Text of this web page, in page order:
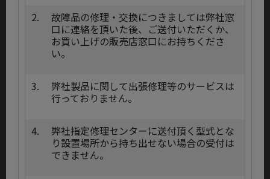
2.
故障品の修理・交換につきましては弊社窓
口に連絡を頂いた後、ご送付いただくか、
お買い上げの販売店窓口にお持ちくださ
い。
3.
弊社製品に関して出張修理等のサービスは
行っておりません。
4.
弊社指定修理センターに送付頂く型式とな
り設置場所から持ち出せない場合の受付は
できません。